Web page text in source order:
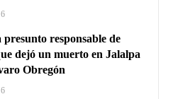
presunto responsable de
dejó un muerto en Jalalpa
Obregón